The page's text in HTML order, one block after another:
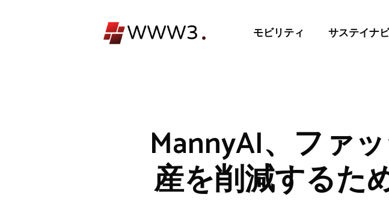
モビリティ サステイナ
MannyAI、ファ
産を削減するた